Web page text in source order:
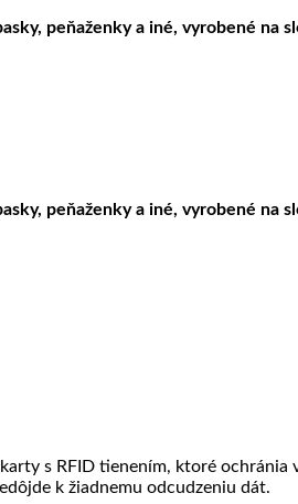
peňaženky a iné, vyrobené na
peňaženky a iné, vyrobené na
karty s RFID tienením, ktoré
k žiadnemu odcudzeniu dát.